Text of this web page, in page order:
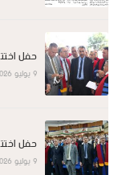
حفل اختتام
9 يوليو 2026
حفل اختتام
9 يوليو 2026